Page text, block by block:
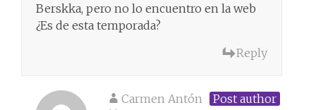
Berskka, pero no lo encuentro en la web
¿Es de esta temporada?
Reply
Carmen Antón
Post author